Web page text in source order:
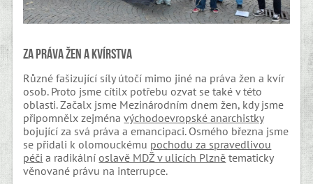
Za práva žen a kvírstva
Různé fašizující síly útočí mimo jiné na práva žen a kvír
osob. Proto jsme cítilx potřebu ozvat se také v této
oblasti. Začalx jsme Mezinárodním dnem žen, kdy jsme
připomnělx zejménavýchodoevropské anarchistky
bojující za svá práva a emancipaci. Osmého března jsme
se přidali k olomouckému pochodu za spravedlivou
péči a radikálníoslavě MDŽ v ulicích Plzně tematicky
věnované právu na interrupce.